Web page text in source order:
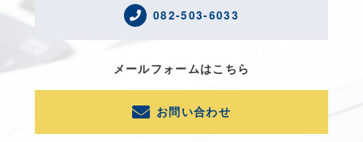
082-503-6033
メールフォームはこちら
お問い合わせ